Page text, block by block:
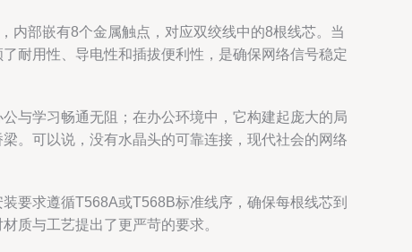
内部嵌有8个金属触点，对应双绞线中的8根线芯。当
耐用性、导电性和插拔便利性，是确保网络信号稳定
与学习畅通无阻；在办公环境中，它构建起庞大的局
。可以说，没有水晶头的可靠连接，现代社会的网络
要求遵循T568A或T568B标准线序，确保每根线芯到
质与工艺提出了更严苛的要求。